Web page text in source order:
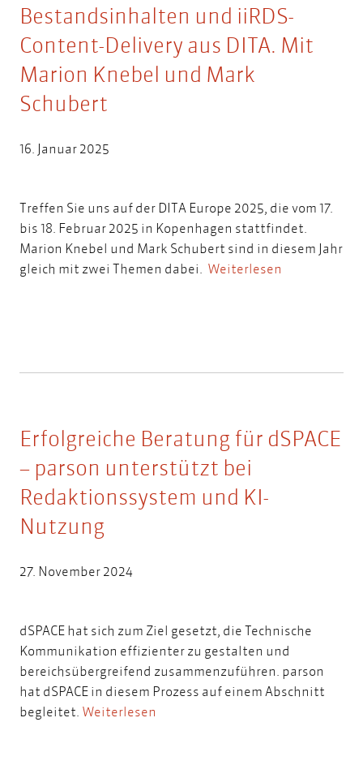
Bestandsinhalten und iiRDS-
Content-Delivery aus DITA. Mit
Marion Knebel und Mark
Schubert
16. Januar 2025
Treffen Sie uns auf der DITA Europe 2025, die vom 17.
bis 18. Februar 2025 in Kopenhagen stattfindet.
Marion Knebel und Mark Schubert sind in diesem Jahr
gleich mit zwei Themen dabei. Weiterlesen
Erfolgreiche Beratung für dSPACE
– parson unterstützt bei
Redaktionssystem und KI-
Nutzung
27. November 2024
dSPACE hat sich zum Ziel gesetzt, die Technische
Kommunikation effizienter zu gestalten und
bereichsübergreifend zusammenzuführen. parson
hat dSPACE in diesem Prozess auf einem Abschnitt
begleitet. Weiterlesen